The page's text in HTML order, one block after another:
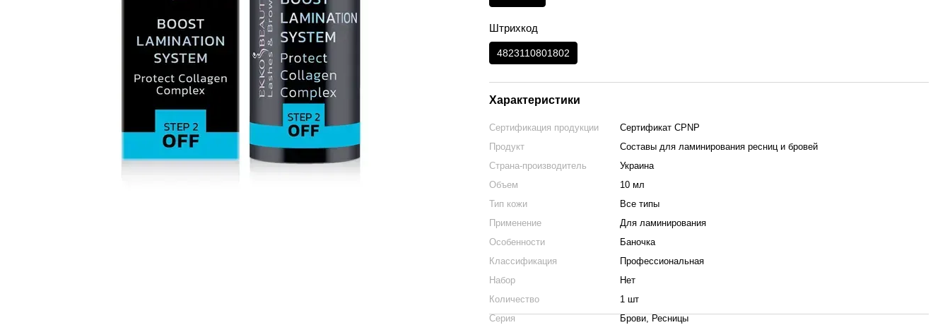
Штрихкод
4823110801802
Характеристики
Сертификация продукции
Сертификат CPNP
Продукт
Составы для ламинирования ресниц и бровей
Страна-производитель
Украина
Объем
10 мл
Тип кожи
Все типы
Применение
Для ламинирования
Особенности
Баночка
Классификация
Профессиональная
Набор
Нет
Количество
1 шт
Серия
Брови, Ресницы